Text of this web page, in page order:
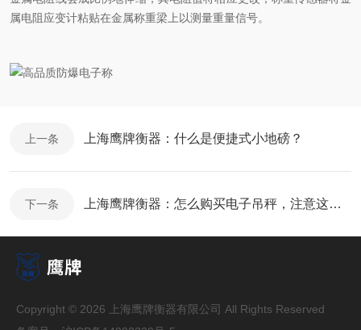
属电阻应变计粘贴在金属称重梁上以测量重量信号。
上一条 上海鹰牌衡器：什么是便捷式小地磅？
下一条 上海鹰牌衡器：怎么购买电子吊秤，注意这几点就行
Copyright © 2026 上海鹰牌衡器有限公司 All Rights Reserved